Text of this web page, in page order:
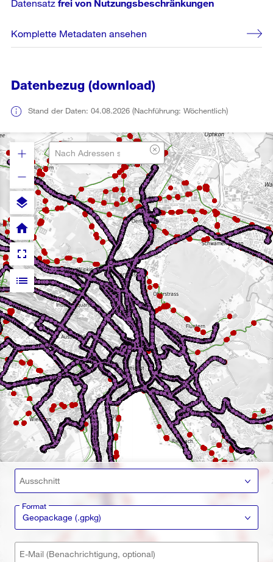
Datensatz frei von Nutzungsbeschränkungen
Komplette Metadaten ansehen
Datenbezug (download)
Stand der Daten: 04.08.2026 (Nachführung: Wöchentlich)
layers
fullscreen
home
list
Ausschnitt
Format
Geopackage (.gpkg)
E-Mail (Benachrichtigung, optional)